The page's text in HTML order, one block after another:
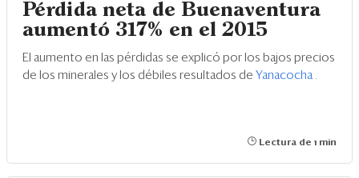
Pérdida neta de Buenaventura
aumentó 317% en el 2015
El aumento en las pérdidas se explicó por los bajos precios
de los minerales y los débiles resultados de Yanacocha
Lectura de 1 min